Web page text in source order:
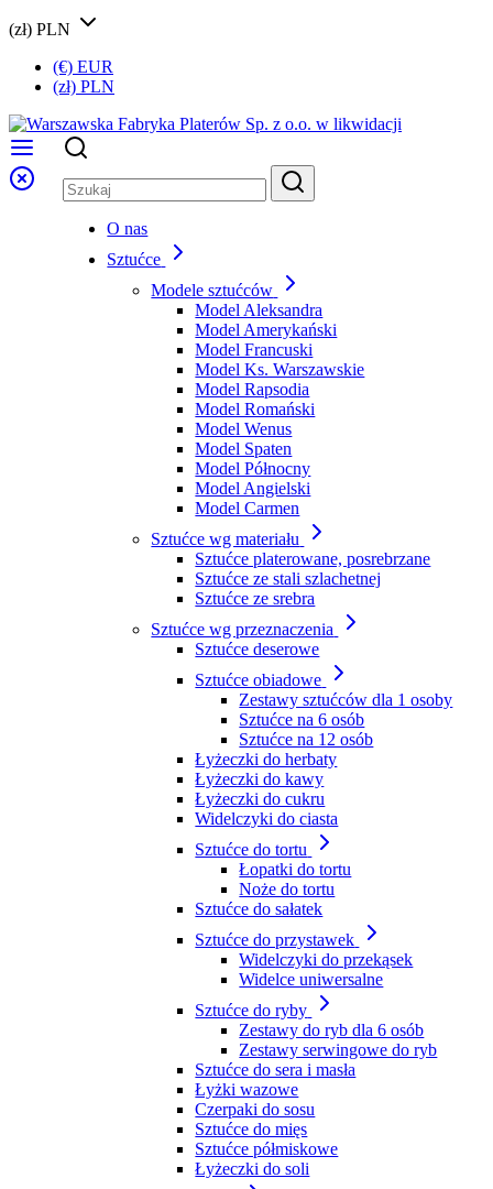
(zł) PLN
(€) EUR
(zł) PLN
O nas
Sztućce
Modele sztućców
Model Aleksandra
Model Amerykański
Model Francuski
Model Ks. Warszawskie
Model Rapsodia
Model Romański
Model Wenus
Model Spaten
Model Północny
Model Angielski
Model Carmen
Sztućce wg materiału
Sztućce platerowane, posrebrzane
Sztućce ze stali szlachetnej
Sztućce ze srebra
Sztućce wg przeznaczenia
Sztućce deserowe
Sztućce obiadowe
Zestawy sztućców dla 1 osoby
Sztućce na 6 osób
Sztućce na 12 osób
Łyżeczki do herbaty
Łyżeczki do kawy
Łyżeczki do cukru
Widelczyki do ciasta
Sztućce do tortu
Łopatki do tortu
Noże do tortu
Sztućce do sałatek
Sztućce do przystawek
Widelczyki do przekąsek
Widelce uniwersalne
Sztućce do ryby
Zestawy do ryb dla 6 osób
Zestawy serwingowe do ryb
Sztućce do sera i masła
Łyżki wazowe
Czerpaki do sosu
Sztućce do mięs
Sztućce półmiskowe
Łyżeczki do soli